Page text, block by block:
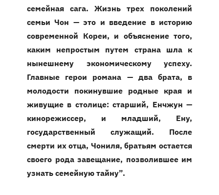
семейная сага. Жизнь трех поколений
семьи Чон — это и введение в историю
современной Кореи, и объяснение того,
каким непростым путем страна шла к
нынешнему экономическому успеху.
Главные герои романа — два брата, в
молодости покинувшие родные края и
живущие в столице: старший, Енчжун —
кинорежиссер, и младший, Ену,
государственный служащий. После
смерти их отца, Чониля, братьям остается
своего рода завещание, позволившее им
узнать семейную тайну”.